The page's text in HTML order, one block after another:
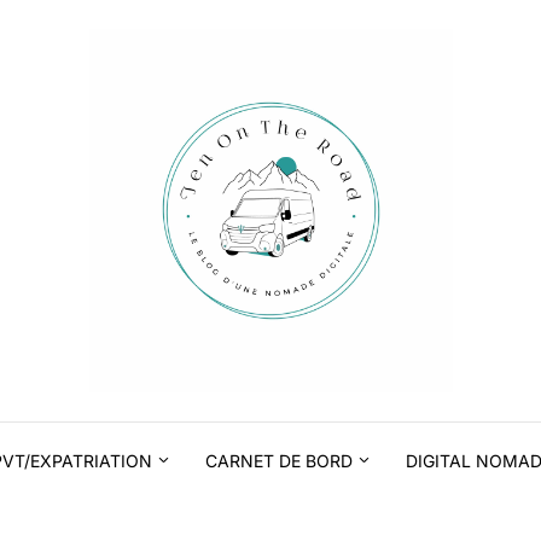
EXPATRIATION CARNET DE BORD DIGITAL NOMAD